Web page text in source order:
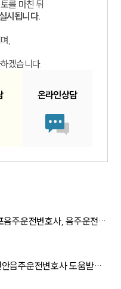
를 마친 뒤
시됩니다.
,
겠습니다.
온라인상담
[목포음주운전변호사 조력 사례] 목포음주운전변호사, 음주운전 집행유예로 감형 성공
[천안음주운전변호사 불송치사례] 천안음주운전변호사 도움받아 불송치결정